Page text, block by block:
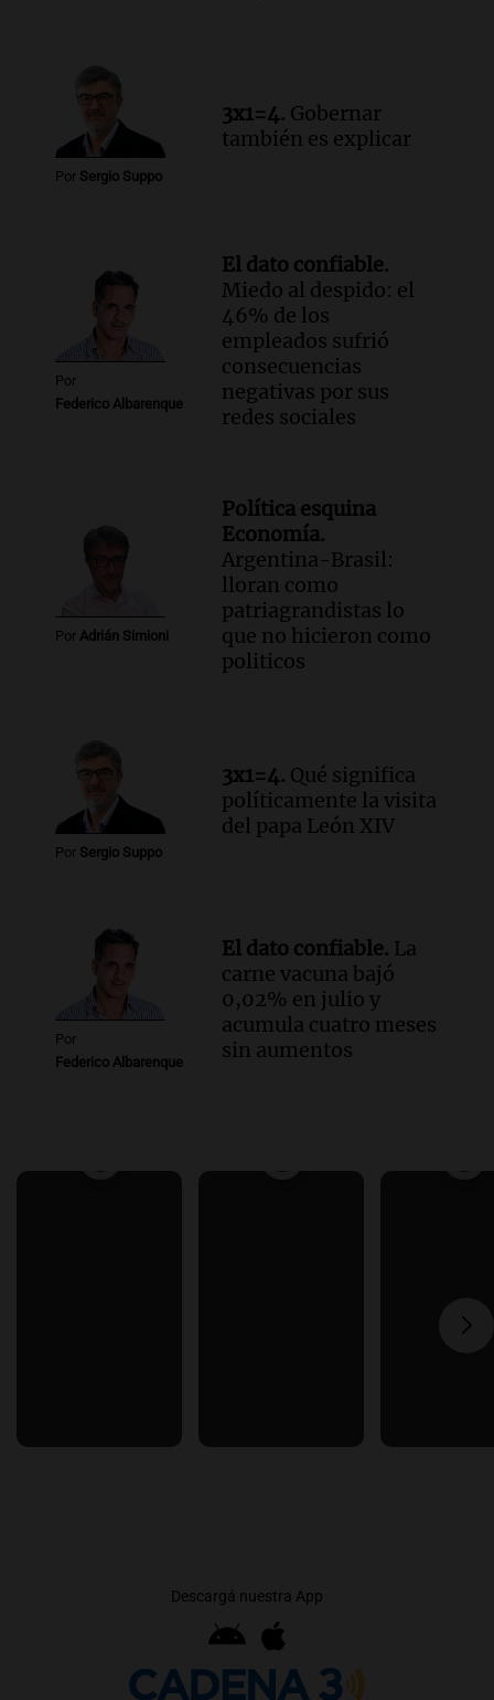
Por Sergio Suppo
3x1=4. Gobernar
también es explicar
Por
Federico Albarenque
El dato confiable.
Miedo al despido: el
46% de los
empleados sufrió
consecuencias
negativas por sus
redes sociales
Por Adrián Simioni
Política esquina
Economía.
Argentina-Brasil:
lloran como
patriagrandistas lo
que no hicieron como
politicos
Por Sergio Suppo
3x1=4. Qué significa
políticamente la visita
del papa León XIV
Por
Federico Albarenque
El dato confiable. La
carne vacuna bajó
0,02% en julio y
acumula cuatro meses
sin aumentos
Descargá nuestra App